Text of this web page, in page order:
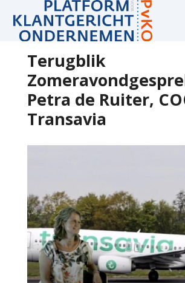
Terugblik
Petra de Ruiter,
Transavia